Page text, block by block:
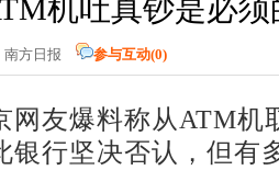
机吐真钞是必须
南方日报 参与互动(0)
友爆料称从ATM机
银行坚决否认，但有